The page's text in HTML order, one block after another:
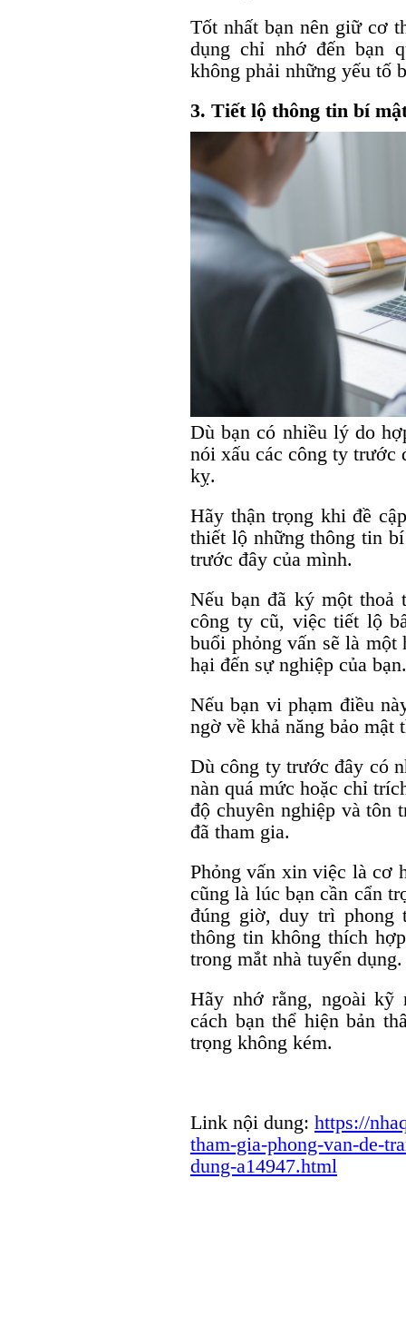
Tốt nhất bạn nên giữ cơ
dụng chỉ nhớ đến bạn
không phải những yếu tố
3. Tiết lộ thông tin bí
Dù bạn có nhiều lý do
nói xấu các công ty trước
kỵ.
Hãy thận trọng khi đề
thiết lộ những thông tin
trước đây của mình.
Nếu bạn đã ký một
công ty cũ, việc tiết lộ
buổi phỏng vấn sẽ là một
hại đến sự nghiệp của
Nếu bạn vi phạm điều
ngờ về khả năng bảo
Dù công ty trước đây có
nàn quá mức hoặc chỉ
độ chuyên nghiệp và tôn
đã tham gia.
Phỏng vấn xin việc là cơ
cũng là lúc bạn cần cẩn
đúng giờ, duy trì phong
thông tin không thích
trong mắt nhà tuyển
Hãy nhớ rằng, ngoài kỹ
cách bạn thể hiện bản
trọng không kém.
Link nội dung: https://
tham-gia-phong-van-de-
dung-a14947.html